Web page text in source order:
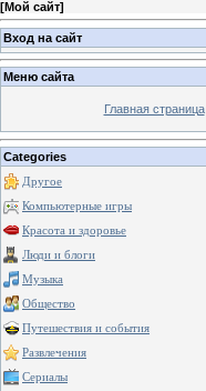
[Мой сайт]
Вход на сайт
Меню сайта
Главная страница
Categories
Другое
Компьютерные игры
Красота и здоровье
Люди и блоги
Музыка
Общество
Путешествия и события
Развлечения
Сериалы